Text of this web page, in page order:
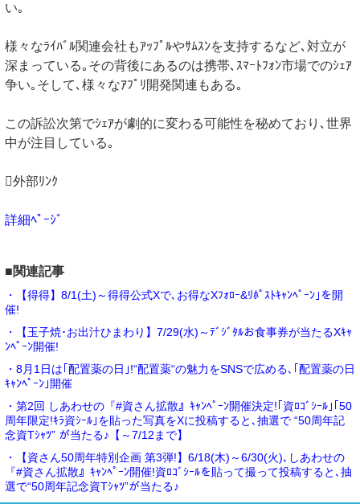
い｡
様々なﾗｲﾊﾞﾙ関連会社もｱｯﾌﾟﾙやｻﾑｽﾝを支持するなど､対立が
深まっている｡その背後にあるのは携帯､ｽﾏｰﾄﾌｫﾝ市場でのｼｪｱ
争い｡そして､様々なｱﾌﾟﾘ開発関連もある｡
この訴訟次第でｼｪｱが劇的に変わる可能性を秘めており､世界
中が注目している｡
外部ﾘﾝｸ
詳細ﾍﾟｰｼﾞ
■関連記事
・【得得】8/1(土)～得得公式Xで､お得なXﾌｫﾛｰ&ﾘﾎﾟｽﾄｷｬﾝﾍﾟｰﾝ｣を開
催!
・【玉子焼･お出汁ひまわり】7/29(水)～ﾃﾞｼﾞﾀﾙお食事券が当たるXｷｬ
ﾝﾍﾟｰﾝ開催!
・8月1日は｢配置薬の日｣!“配置薬“の魅力をSNSで広める､｢配置薬の日
ｷｬﾝﾍﾟｰﾝ｣開催
・第2回 しあわせの『#資さん拡散』ｷｬﾝﾍﾟｰﾝ開催決定!｢資ﾛｺﾞｼｰﾙ｣｢50
周年限定!ｷﾗ資ｼｰﾙ｣を貼った写真をXに投稿すると､抽選で “50周年記
念資Tｼｬﾂ” が当たる♪【～7/12まで】
・【資さん50周年特別企画 第3弾!】6/18(木)～6/30(火)､しあわせの
『#資さん拡散』ｷｬﾝﾍﾟｰﾝ開催!資ﾛｺﾞｼｰﾙを貼って撮って投稿すると､抽
選で“50周年記念資Tｼｬﾂ”が当たる♪